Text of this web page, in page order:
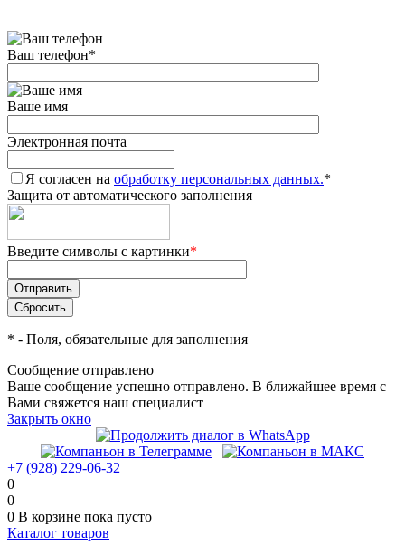
Ваш телефон*
Ваше имя
Электронная почта
Я согласен на обработку персональных данных.*
Защита от автоматического заполнения
Введите символы с картинки*
* - Поля, обязательные для заполнения
Сообщение отправлено
Ваше сообщение успешно отправлено. В ближайшее время с
Вами свяжется наш специалист
Закрыть окно
+7 (928) 229-06-32
0
0
0 В корзине пока пусто
Каталог товаров